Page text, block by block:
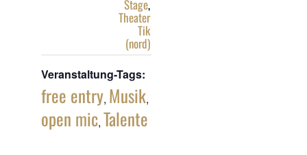
Stage,
Theater
Tik
(nord)
Veranstaltung-Tags:
free entry, Musik,
open mic, Talente